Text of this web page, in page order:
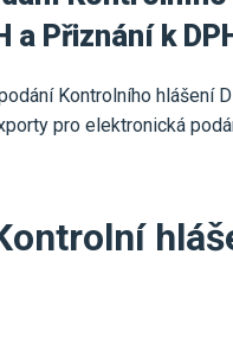
funkcí
služby
a Přiznání k
Kontrolního hlášení
pro elektronická